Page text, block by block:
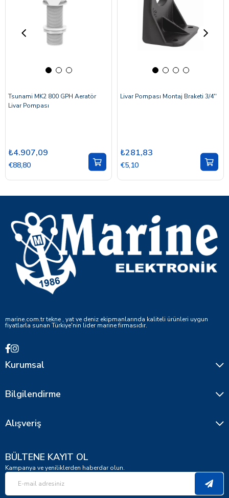
Tsunami MK2 800 GPH Aeratör
Livar Pompası
₺4.907,09
€88,80
Livar Pompası Montaj Braketi 3/4''
₺281,83
€5,10
marine.com.tr tekne , yat ve deniz ekipmanlarında kaliteli ürünleri uygun
fiyatlarla sunan Türkiye'nin lider marine firmasıdır.
Kurumsal
Bilgilendirme
Alışveriş
BÜLTENE KAYIT OL
Kampanya ve yeniliklerden haberdar olun.